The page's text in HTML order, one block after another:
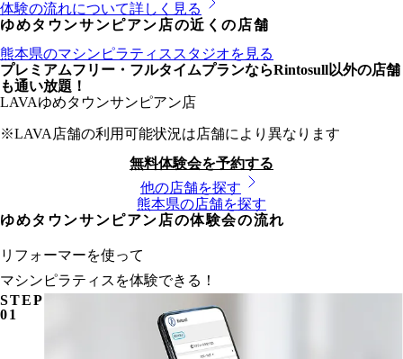
体験の流れについて詳しく見る
ゆめタウンサンピアン店の近くの店舗
熊本県のマシンピラティススタジオを見る
プレミアムフリー・フルタイムプランならRintosull以外の店舗
も通い放題！
LAVAゆめタウンサンピアン店
※LAVA店舗の利用可能状況は店舗により異なります
無料体験会を予約する
他の店舗を探す
熊本県の店舗を探す
ゆめタウンサンピアン店の体験会の流れ
リフォーマーを使って
マシンピラティスを体験できる！
STEP
01